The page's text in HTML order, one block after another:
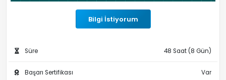
Bilgi İstiyorum
Süre 48 Saat (8 Gün)
Başarı Sertifikası Var